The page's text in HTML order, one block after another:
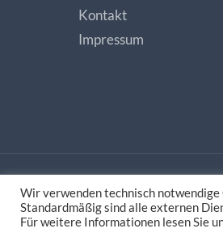
Kontakt
Impressum
Made with love by
Wir verwenden technisch
Standardmäßig sind alle externen
Für weitere Informationen lesen Sie